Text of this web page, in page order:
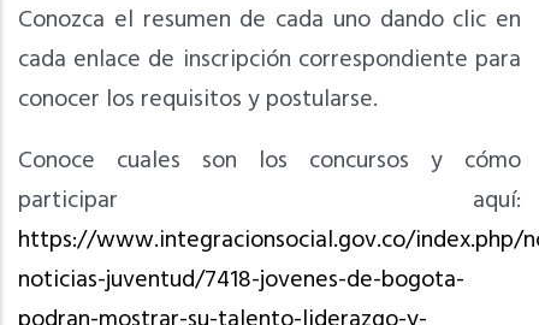
Conozca el resumen de cada uno dando clic en
cada enlace de inscripción correspondiente para
conocer los requisitos y postularse.
Conoce cuales son los concursos y cómo
participar aquí:
https://www.integracionsocial.gov.co/index.php/
noticias-juventud/7418-jovenes-de-bogota-